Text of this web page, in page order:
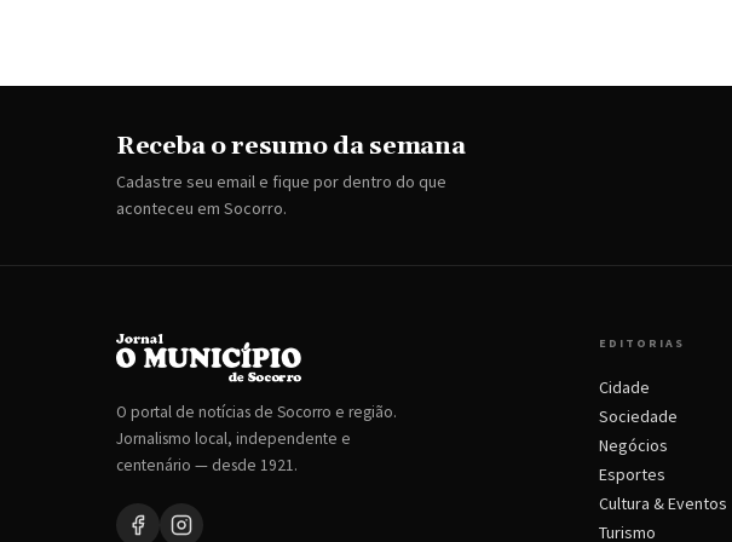
Receba o resumo da semana
Cadastre seu email e fique por dentro do que
aconteceu em Socorro.
O portal de notícias de Socorro e região.
Jornalismo local, independente e
centenário — desde 1921.
EDITORIAS
Cidade
Sociedade
Negócios
Esportes
Cultura & Eventos
Turismo